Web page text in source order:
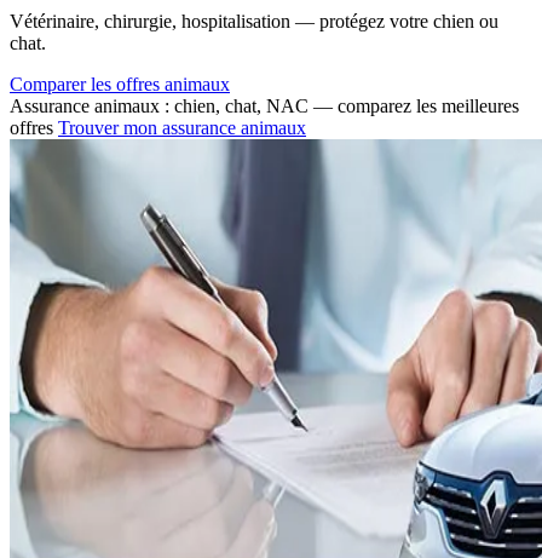
Vétérinaire, chirurgie, hospitalisation — protégez votre chien ou
chat.
Comparer les offres animaux
Assurance animaux : chien, chat, NAC — comparez les meilleures
offres Trouver mon assurance animaux